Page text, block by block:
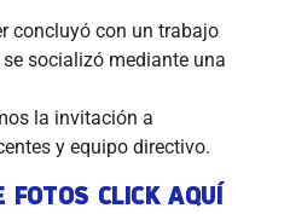
concluyó con un trabajo
socializó mediante una
la invitación a
y equipo directivo.
FOTOS CLICK AQUÍ